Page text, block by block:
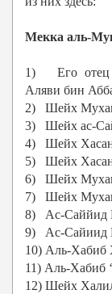
Мекка аль-
1) Его отец
Аляви бин
2) Шейх
3) Шейх ас-
4) Шейх Хасан
5) Шейх
6) Шейх
7) Шейх
8) Ас-Саййид
9) Ас-Сайиид
10) Аль-Хабиб
11) Аль-Хабиб
12) Шейх